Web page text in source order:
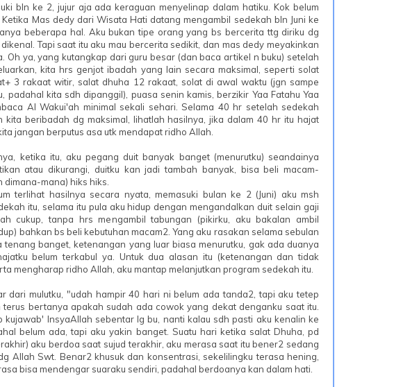
bln ke 2, jujur aja ada keraguan menyelinap dalam hatiku. Kok belum
Mas dedy dari Wisata Hati datang mengambil sedekah bln Juni ke
beberapa hal. Aku bukan tipe orang yang bs bercerita ttg diriku dg
Tapi saat itu aku mau bercerita sedikit, dan mas dedy meyakinkan
Oh ya, yang kutangkap dari guru besar (dan baca artikel n buku) setelah
kita hrs genjot ibadah yang lain secara maksimal, seperti solat
3 rakaat witir, salat dhuha 12 rakaat, solat di awal waktu (jgn sampe
padahal kita sdh dipanggil), puasa senin kamis, berzikir Yaa Fatahu Yaa
Al Wakui'ah minimal sekali sehari. Selama 40 hr setelah sedekah
kita beribadah dg maksimal, lihatlah hasilnya, jika dalam 40 hr itu hajat
jangan berputus asa utk mendapat ridho Allah.
ketika itu, aku pegang duit banyak banget (menurutku) seandainya
atau dikurangi, duitku kan jadi tambah banyak, bisa beli macam-
dimana-mana) hiks hiks.
terlihat hasilnya secara nyata, memasuki bulan ke 2 (Juni) aku msh
itu, selama itu pula aku hidup dengan mengandalkan duit selain gaji
cukup, tanpa hrs mengambil tabungan (pikirku, aku bakalan ambil
bahkan bs beli kebutuhan macam2. Yang aku rasakan selama sebulan
tenang banget, ketenangan yang luar biasa menurutku, gak ada duanya
belum terkabul ya. Untuk dua alasan itu (ketenangan dan tidak
mengharap ridho Allah, aku mantap melanjutkan program sedekah itu.
dari mulutku, "udah hampir 40 hari ni belum ada tanda2, tapi aku tetep
terus bertanya apakah sudah ada cowok yang dekat denganku saat itu.
kujawab' InsyaAllah sebentar lg bu, nanti kalau sdh pasti aku kenalin ke
belum ada, tapi aku yakin banget. Suatu hari ketika salat Dhuha, pd
aku berdoa saat sujud terakhir, aku merasa saat itu bener2 sedang
Allah Swt. Benar2 khusuk dan konsentrasi, sekelilingku terasa hening,
bisa mendengar suaraku sendiri, padahal berdoanya kan dalam hati.